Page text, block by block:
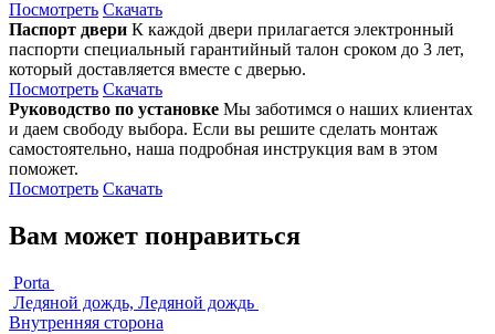
Посмотреть Скачать
Паспорт двери К каждой двери прилагается электронный
паспорти специальный гарантийный талон сроком до 3 лет,
который доставляется вместе с дверью.
Посмотреть Скачать
Руководство по установке Мы заботимся о наших клиентах
и даем свободу выбора. Если вы решите сделать монтаж
самостоятельно, наша подробная инструкция вам в этом
поможет.
Посмотреть Скачать
Вам может понравиться
Porta
Ледяной дождь, Ледяной дождь
Внутренняя сторона